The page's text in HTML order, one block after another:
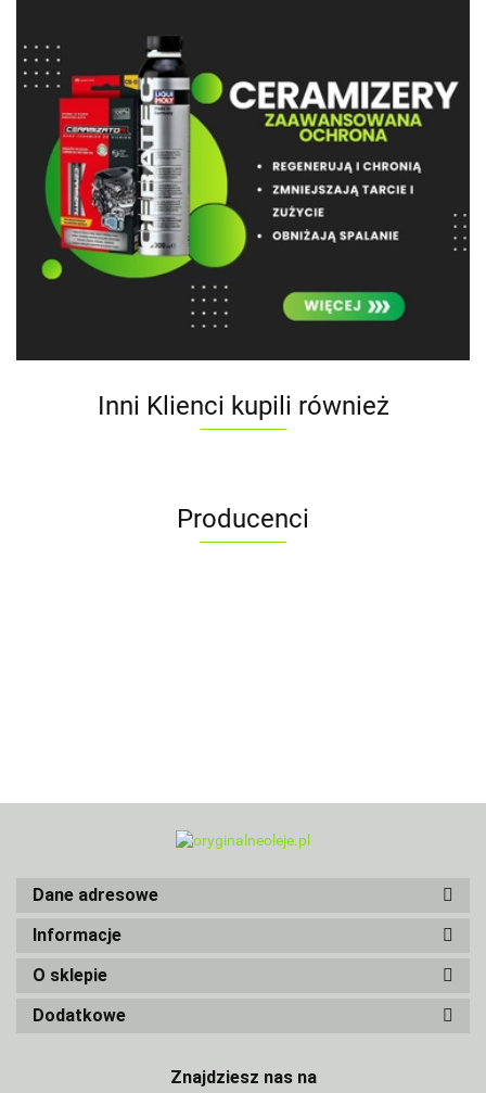
Inni Klienci kupili również
Producenci
Dane adresowe
Informacje
O sklepie
Dodatkowe
Znajdziesz nas na